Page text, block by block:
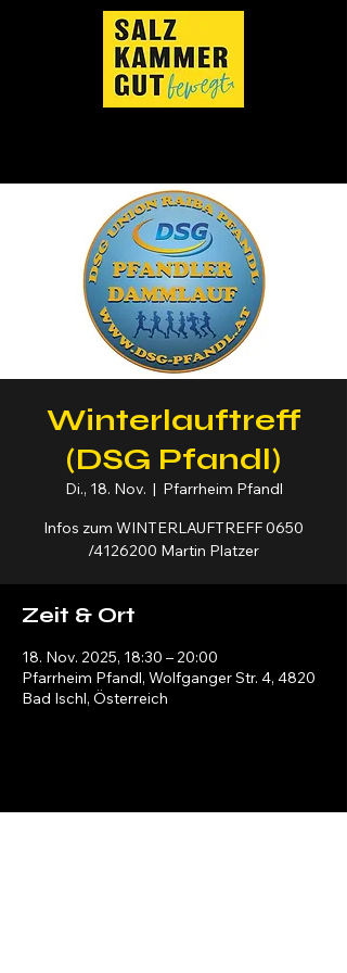
Winterlauftreff
(DSG Pfandl)
Di., 18. Nov.
  |
Pfarrheim Pfandl
Infos zum WINTERLAUFTREFF 0650
/4126200 Martin Platzer
Zeit & Ort
18. Nov. 2025, 18:30 – 20:00
Pfarrheim Pfandl, Wolfganger Str. 4, 4820
Bad Ischl, Österreich